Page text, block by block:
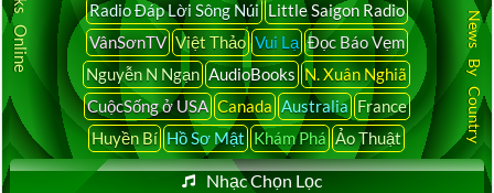
Radio Đáp Lời Sông Núi Little Saigon Radio
VânSơnTV Việt Thảo Vui Lạ Đọc Báo Vẹm
Nguyễn N Ngạn AudioBooks N. Xuân Nghiã
CuộcSống ở USA Canada Australia France
Huyền Bí Hồ Sơ Mật Khám Phá Ảo Thuật
Nhạc Chọn Lọc
Latest News By Country